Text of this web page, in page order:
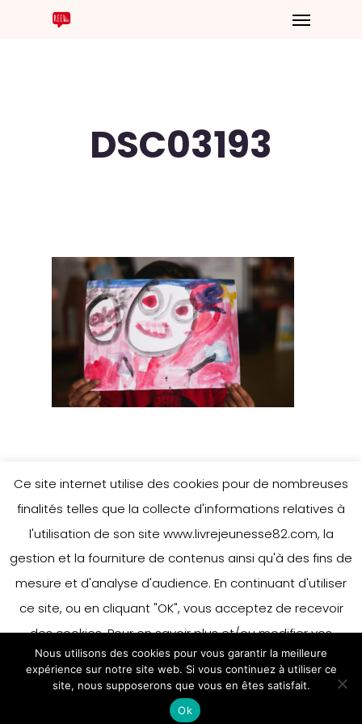
DSC03193
Ce site internet utilise des cookies pour de nombreuses
finalités telles que la collecte d'informations relatives à
l'utilisation de son site www.livrejeunesse82.com, la
gestion et la fourniture de contenus ainsi qu'à des fins de
mesure et d'analyse d'audience. En continuant d'utiliser
ce site, ou en cliquant "OK", vous acceptez de recevoir
des cookies. Pour en savoir plus et/ou modifier vos
préférences en matière de cookies, merci de vous référer
à notre politique sur les cookies.
Accepter
En savoir plus
Nous utilisons des cookies pour vous garantir la meilleure
expérience sur notre site web. Si vous continuez à utiliser ce
site, nous supposerons que vous en êtes satisfait.
Ok